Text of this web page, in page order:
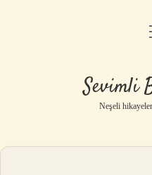
Sevimli
Neşeli